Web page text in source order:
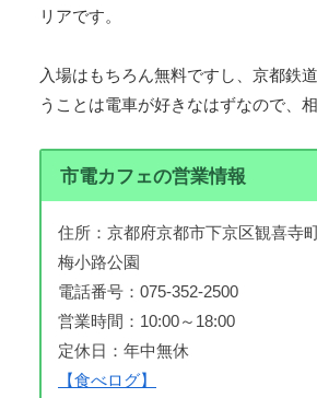
リアです。
入場はもちろん無料ですし、京都鉄
うことは電車が好きなはずなので、
市電カフェの営業情報
住所：京都府京都市下京区観喜寺
梅小路公園
電話番号：075-352-2500
営業時間：10:00～18:00
定休日：年中無休
【食べログ】